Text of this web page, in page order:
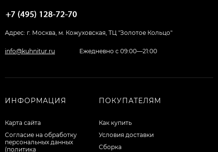
Адрес: г. Москва, м. Кожуховская, ТЦ "Золотое Кольцо"
info@kuhnitur.ru Ежедневно с 09:00—21:00
ИНФОРМАЦИЯ
Карта сайта
Согласие на обработку
персональных данных
(политика
ПОКУПАТЕЛЯМ
Как купить
Условия доставки
Сборка